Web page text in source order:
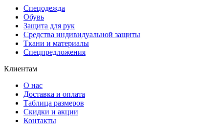
Спецодежда
Обувь
Защита для рук
Средства индивидуальной защиты
Ткани и материалы
Спецпредложения
Клиентам
О нас
Доставка и оплата
Таблица размеров
Скидки и акции
Контакты